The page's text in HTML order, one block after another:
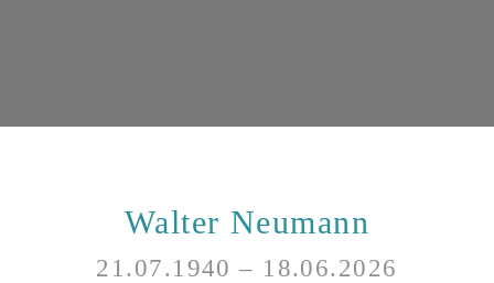
Walter Neumann
21.07.1940 – 18.06.2026